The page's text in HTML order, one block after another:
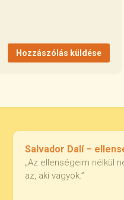
Salvador Dalí –
„Az ellenségeim nélkül
az, aki vagyok.”